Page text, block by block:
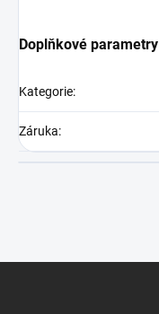
Doplňkové parametry
Kategorie:
Záruka: